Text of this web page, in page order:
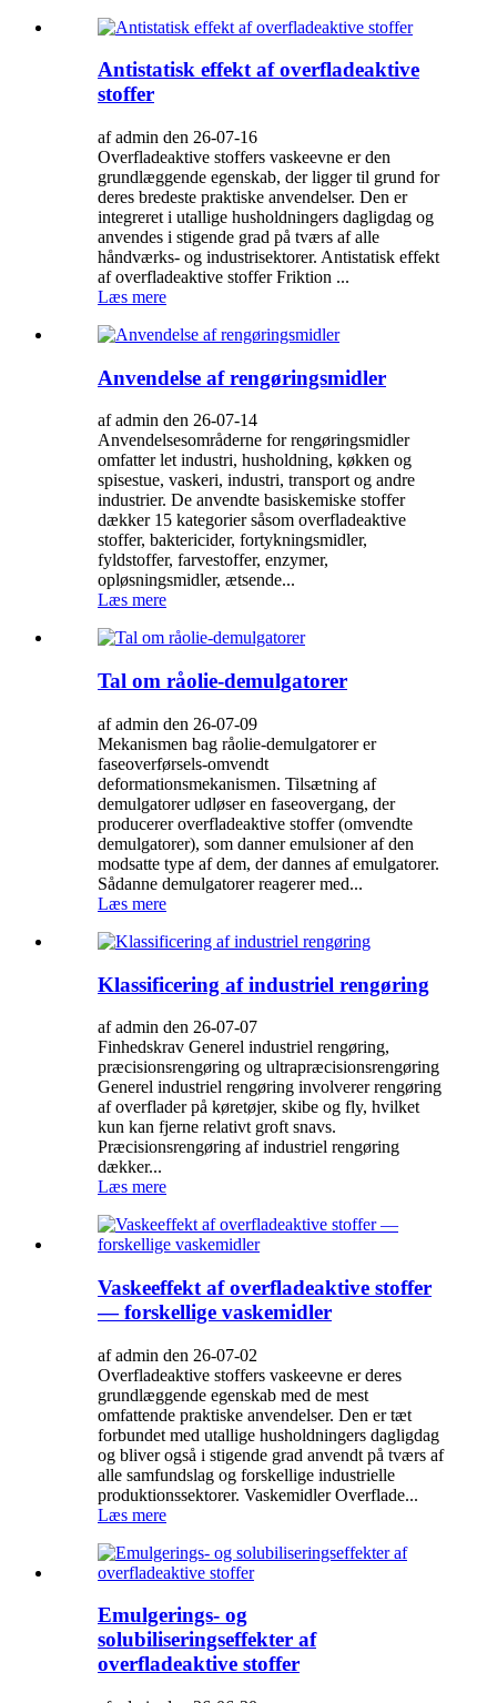
Antistatisk effekt af overfladeaktive
stoffer
af admin den 26-07-16
Overfladeaktive stoffers vaskeevne er den
grundlæggende egenskab, der ligger til grund for
deres bredeste praktiske anvendelser. Den er
integreret i utallige husholdningers dagligdag og
anvendes i stigende grad på tværs af alle
håndværks- og industrisektorer. Antistatisk effekt
af overfladeaktive stoffer Friktion ...
Læs mere
Anvendelse af rengøringsmidler
af admin den 26-07-14
Anvendelsesområderne for rengøringsmidler
omfatter let industri, husholdning, køkken og
spisestue, vaskeri, industri, transport og andre
industrier. De anvendte basiskemiske stoffer
dækker 15 kategorier såsom overfladeaktive
stoffer, baktericider, fortykningsmidler,
fyldstoffer, farvestoffer, enzymer,
opløsningsmidler, ætsende...
Læs mere
Tal om råolie-demulgatorer
af admin den 26-07-09
Mekanismen bag råolie-demulgatorer er
faseoverførsels-omvendt
deformationsmekanismen. Tilsætning af
demulgatorer udløser en faseovergang, der
producerer overfladeaktive stoffer (omvendte
demulgatorer), som danner emulsioner af den
modsatte type af dem, der dannes af emulgatorer.
Sådanne demulgatorer reagerer med...
Læs mere
Klassificering af industriel rengøring
af admin den 26-07-07
Finhedskrav Generel industriel rengøring,
præcisionsrengøring og ultrapræcisionsrengøring
Generel industriel rengøring involverer rengøring
af overflader på køretøjer, skibe og fly, hvilket
kun kan fjerne relativt groft snavs.
Præcisionsrengøring af industriel rengøring
dækker...
Læs mere
Vaskeeffekt af overfladeaktive stoffer
— forskellige vaskemidler
af admin den 26-07-02
Overfladeaktive stoffers vaskeevne er deres
grundlæggende egenskab med de mest
omfattende praktiske anvendelser. Den er tæt
forbundet med utallige husholdningers dagligdag
og bliver også i stigende grad anvendt på tværs af
alle samfundslag og forskellige industrielle
produktionssektorer. Vaskemidler Overflade...
Læs mere
Emulgerings- og
solubiliseringseffekter af
overfladeaktive stoffer